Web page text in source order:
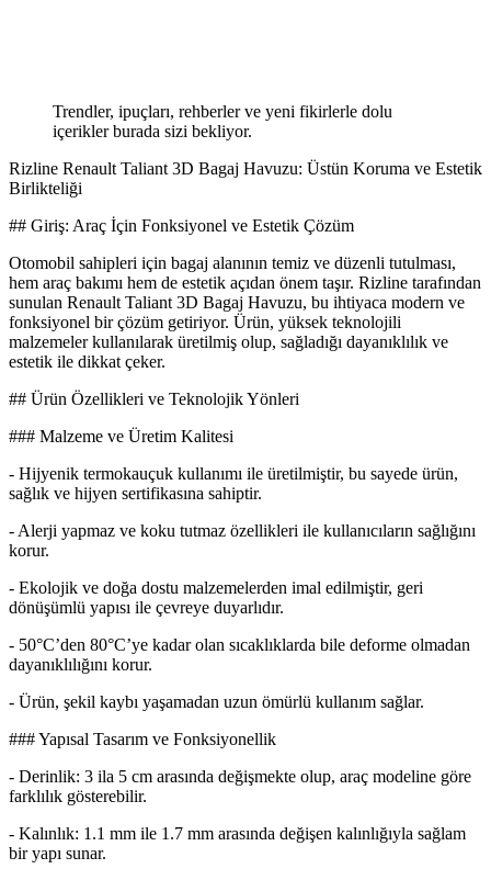
Trendler, ipuçları, rehberler ve yeni fikirlerle dolu
içerikler burada sizi bekliyor.
Rizline Renault Taliant 3D Bagaj Havuzu: Üstün Koruma ve Estetik
Birlikteliği
## Giriş: Araç İçin Fonksiyonel ve Estetik Çözüm
Otomobil sahipleri için bagaj alanının temiz ve düzenli tutulması,
hem araç bakımı hem de estetik açıdan önem taşır. Rizline tarafından
sunulan Renault Taliant 3D Bagaj Havuzu, bu ihtiyaca modern ve
fonksiyonel bir çözüm getiriyor. Ürün, yüksek teknolojili
malzemeler kullanılarak üretilmiş olup, sağladığı dayanıklılık ve
estetik ile dikkat çeker.
## Ürün Özellikleri ve Teknolojik Yönleri
### Malzeme ve Üretim Kalitesi
- Hijyenik termokauçuk kullanımı ile üretilmiştir, bu sayede ürün,
sağlık ve hijyen sertifikasına sahiptir.
- Alerji yapmaz ve koku tutmaz özellikleri ile kullanıcıların sağlığını
korur.
- Ekolojik ve doğa dostu malzemelerden imal edilmiştir, geri
dönüşümlü yapısı ile çevreye duyarlıdır.
- 50°C’den 80°C’ye kadar olan sıcaklıklarda bile deforme olmadan
dayanıklılığını korur.
- Ürün, şekil kaybı yaşamadan uzun ömürlü kullanım sağlar.
### Yapısal Tasarım ve Fonksiyonellik
- Derinlik: 3 ila 5 cm arasında değişmekte olup, araç modeline göre
farklılık gösterebilir.
- Kalınlık: 1.1 mm ile 1.7 mm arasında değişen kalınlığıyla sağlam
bir yapı sunar.